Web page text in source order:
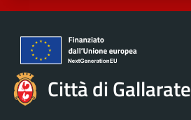
Città di Gallarate